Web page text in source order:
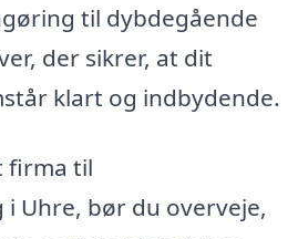
til dybdegående
der sikrer, at dit
klart og indbydende.
firma til
Uhre, bør du overveje,